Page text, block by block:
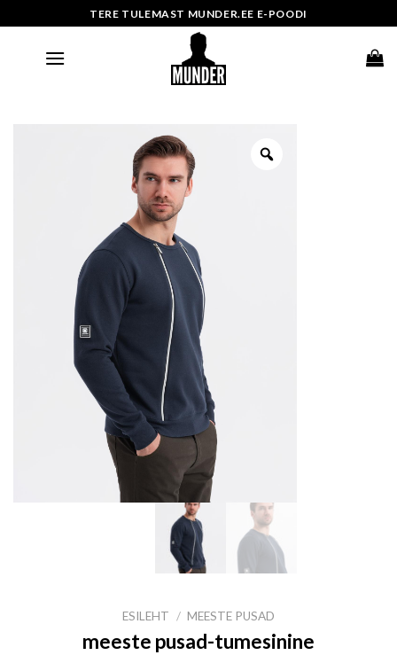
to
TERE TULEMAST MUNDER.EE E-POODI
ESILEHT / MEESTE PUSAD
meeste pusad-tumesinine